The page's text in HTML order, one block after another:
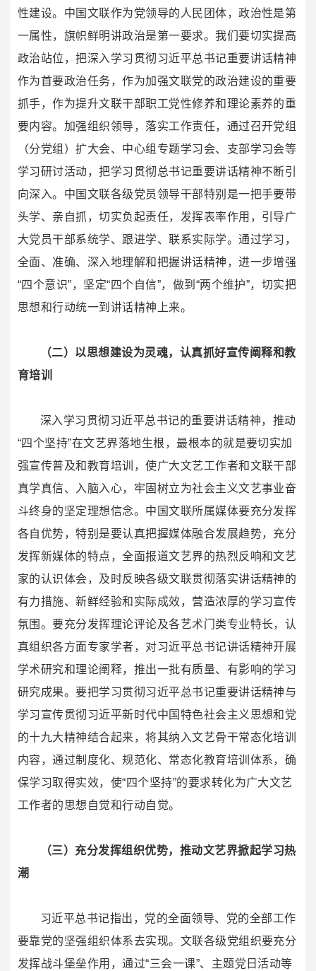
性建设。中国文联作为党领导的人民团体，政治性是第
一属性，旗帜鲜明讲政治是第一要求。我们要切实提高
政治站位，把深入学习贯彻习近平总书记重要讲话精神
作为首要政治任务，作为加强文联党的政治建设的重要
抓手，作为提升文联干部职工党性修养和理论素养的重
要内容。加强组织领导，落实工作责任，通过召开党组
（分党组）扩大会、中心组专题学习会、支部学习会等
学习研讨活动，把学习贯彻总书记重要讲话精神不断引
向深入。中国文联各级党员领导干部特别是一把手要带
头学、亲自抓，切实负起责任，发挥表率作用，引导广
大党员干部系统学、跟进学、联系实际学。通过学习，
全面、准确、深入地理解和把握讲话精神，进一步增强
“四个意识”，坚定“四个自信”，做到“两个维护”，切实把
思想和行动统一到讲话精神上来。
（二）以思想建设为灵魂，认真抓好宣传阐释和教
育培训
深入学习贯彻习近平总书记的重要讲话精神，推动
“四个坚持”在文艺界落地生根，最根本的就是要切实加
强宣传普及和教育培训，使广大文艺工作者和文联干部
真学真信、入脑入心，牢固树立为社会主义文艺事业奋
斗终身的坚定理想信念。中国文联所属媒体要充分发挥
各自优势，特别是要认真把握媒体融合发展趋势，充分
发挥新媒体的特点，全面报道文艺界的热烈反响和文艺
家的认识体会，及时反映各级文联贯彻落实讲话精神的
有力措施、新鲜经验和实际成效，营造浓厚的学习宣传
氛围。要充分发挥理论评论及各艺术门类专业特长，认
真组织各方面专家学者，对习近平总书记讲话精神开展
学术研究和理论阐释，推出一批有质量、有影响的学习
研究成果。要把学习贯彻习近平总书记重要讲话精神与
学习宣传贯彻习近平新时代中国特色社会主义思想和党
的十九大精神结合起来，将其纳入文艺骨干常态化培训
内容，通过制度化、规范化、常态化教育培训体系，确
保学习取得实效，使“四个坚持”的要求转化为广大文艺
工作者的思想自觉和行动自觉。
（三）充分发挥组织优势，推动文艺界掀起学习热
潮
习近平总书记指出，党的全面领导、党的全部工作
要靠党的坚强组织体系去实现。文联各级党组织要充分
发挥战斗堡垒作用，通过“三会一课”、主题党日活动等